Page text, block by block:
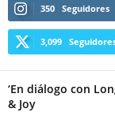
350 Seguidores
3,099
‘En diálogo con
& Joy